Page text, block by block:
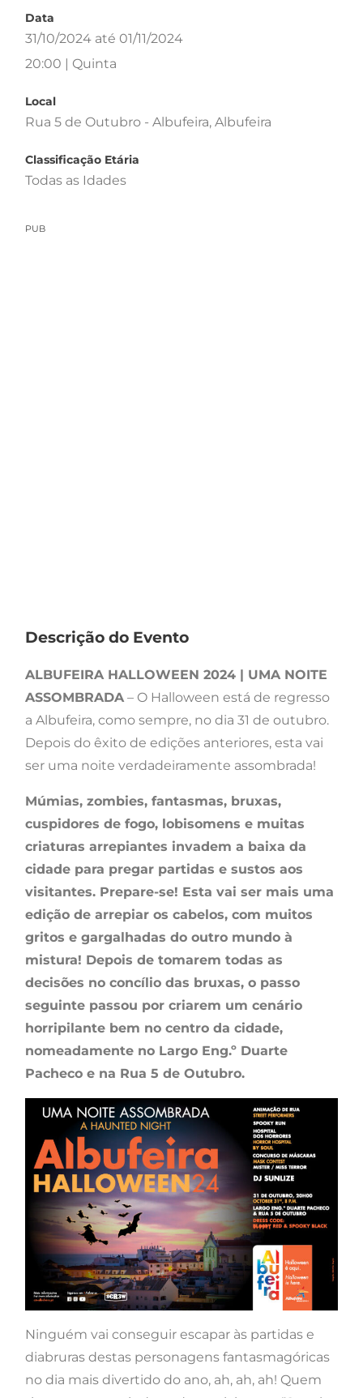
Data
31/10/2024 até 01/11/2024
20:00 | Quinta
Local
Rua 5 de Outubro - Albufeira, Albufeira
Classificação Etária
Todas as Idades
PUB
Descrição do Evento
ALBUFEIRA HALLOWEEN 2024 | UMA NOITE
ASSOMBRADA– O Halloween está de regresso
a Albufeira, como sempre, no dia 31 de outubro.
Depois do êxito de edições anteriores, esta vai
ser uma noite verdadeiramente assombrada!
Múmias, zombies, fantasmas, bruxas,
cuspidores de fogo, lobisomens e muitas
criaturas arrepiantes invadem a baixa da
cidade para pregar partidas e sustos aos
visitantes. Prepare-se! Esta vai ser mais uma
edição de arrepiar os cabelos, com muitos
gritos e gargalhadas do outro mundo à
mistura! Depois de tomarem todas as
decisões no concílio das bruxas, o passo
seguinte passou por criarem um cenário
horripilante bem no centro da cidade,
nomeadamente no Largo Eng.º Duarte
Pacheco e na Rua 5 de Outubro.
Ninguém vai conseguir escapar às partidas e
diabruras destas personagens fantasmagóricas
no dia mais divertido do ano, ah, ah, ah! Quem